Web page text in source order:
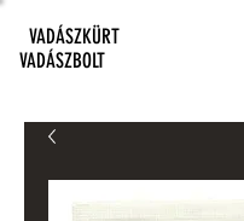
VADÁSZKÜRT
VADÁSZBOLT